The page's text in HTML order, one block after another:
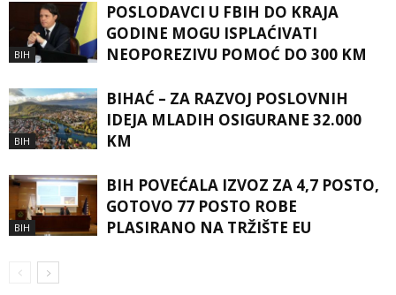
BIH
POSLODAVCI U FBIH DO KRAJA
GODINE MOGU ISPLAĆIVATI
NEOPOREZIVU POMOĆ DO 300 KM
BIH
BIHAĆ – ZA RAZVOJ POSLOVNIH
IDEJA MLADIH OSIGURANE 32.000
KM
BIH
BIH POVEĆALA IZVOZ ZA 4,7 POSTO,
GOTOVO 77 POSTO ROBE
PLASIRANO NA TRŽIŠTE EU